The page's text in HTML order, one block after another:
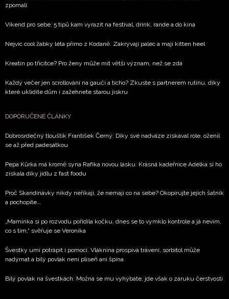
zpomalí
Víkend pro sebe: 5 tipů kam vyrazit na festival, drink, rande a do kina
Nejvíc cool žabky léta přímo z Kodaně. Zakrývají palec a mají kitten heel
Kreatin po třicítce? Pro ženy může mít větší význam, než se zdá
Každý večer jen scrollování na gauči a ticho? Zkuste s partnerem rutinu, díky
které uklidíte dům i zažehnete starou jiskru
DOPORUČENÉ ČLÁNKY
Dobrosrdečný tlouštík František Černý: Díky své nadváze získával role, oženil
se až před padesátkou
Pepa Kůrka má kromě syna Rafíka novou lásku: Krásná kadeřnice Adélka si ho
získala díky jídlu z fast foodu
Proč Skandinávky nikdy neříkají, že nemají co na sebe? Okopírujte jejich šatník
a pochopíte...
„Maminka si po rozvodu pořídila kočku, dnes se to vymklo kontrole a já nevím,
co s tím,“ svěřuje se Veronika
Švestky umí potrápit i pomoci. Vláknina prospívá trávení, sorbitol může
nadýmat a bílý povlak není plíseň ani špína
Bílý povlak na švestkách: Možná se mu vyhýbáte, jde však o záruku čerstvosti